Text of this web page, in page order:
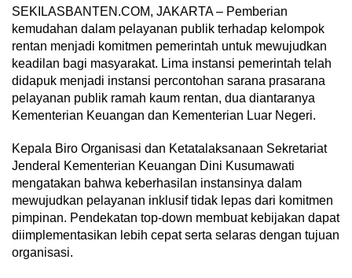
SEKILASBANTEN.COM, JAKARTA – Pemberian
kemudahan dalam pelayanan publik terhadap kelompok
rentan menjadi komitmen pemerintah untuk mewujudkan
keadilan bagi masyarakat. Lima instansi pemerintah telah
didapuk menjadi instansi percontohan sarana prasarana
pelayanan publik ramah kaum rentan, dua diantaranya
Kementerian Keuangan dan Kementerian Luar Negeri.
Kepala Biro Organisasi dan Ketatalaksanaan Sekretariat
Jenderal Kementerian Keuangan Dini Kusumawati
mengatakan bahwa keberhasilan instansinya dalam
mewujudkan pelayanan inklusif tidak lepas dari komitmen
pimpinan. Pendekatan top-down membuat kebijakan dapat
diimplementasikan lebih cepat serta selaras dengan tujuan
organisasi.